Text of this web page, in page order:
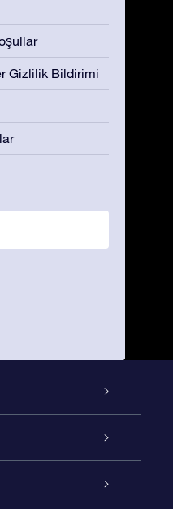
Gizlilik Bildirimi